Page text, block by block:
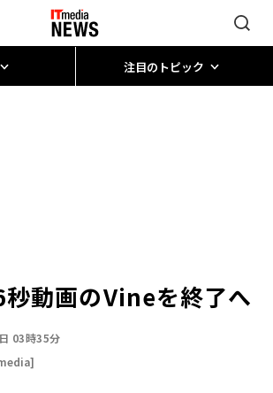
注目のトピック
動画のVineを終了へ
03時35分